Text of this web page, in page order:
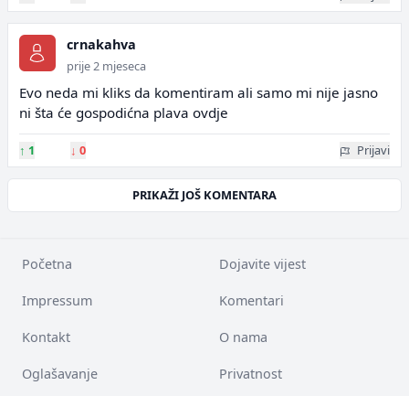
crnakahva
prije 2 mjeseca
Evo neda mi kliks da komentiram ali samo mi nije jasno
ni šta će gospodićna plava ovdje
↑ 1 ↓ 0 Prijavi
PRIKAŽI JOŠ KOMENTARA
Početna Dojavite vijest
Impressum Komentari
Kontakt O nama
Oglašavanje Privatnost